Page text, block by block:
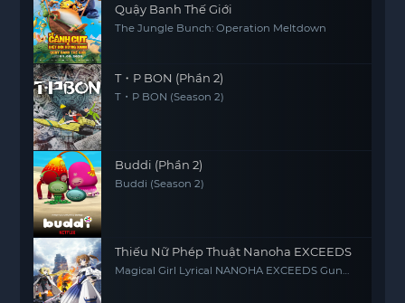
Quậy Banh Thế Giới
The Jungle Bunch: Operation Meltdown
T・P BON (Phần 2)
T・P BON (Season 2)
Buddi (Phần 2)
Buddi (Season 2)
Thiếu Nữ Phép Thuật Nanoha EXCEEDS
Magical Girl Lyrical NANOHA EXCEEDS Gun